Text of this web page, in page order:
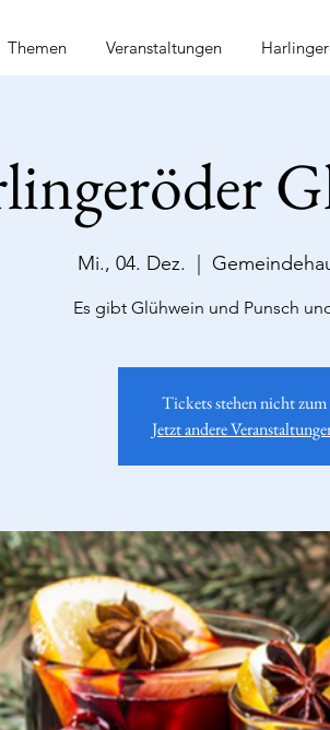
Themen Veranstaltungen
Mi., 04. Dez.
Es gibt Glühwein und Punsch
Tickets stehen nicht
Jetzt andere